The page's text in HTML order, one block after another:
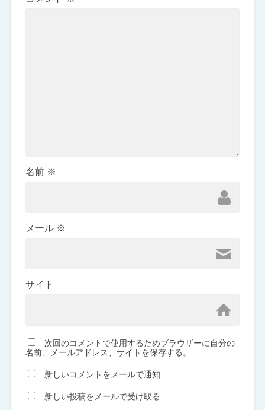
名前 ※
メール ※
サイト
次回のコメントで使用するためブラウザーに自分の
名前、メールアドレス、サイトを保存する。
新しいコメントをメールで通知
新しい投稿をメールで受け取る